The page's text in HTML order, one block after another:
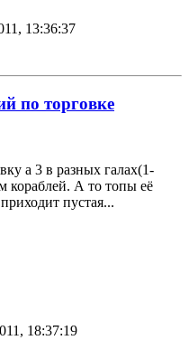
13:36:37
по торговке
а 3 в разных галах(1-
кораблей. А то топы её
пустая...
18:37:19